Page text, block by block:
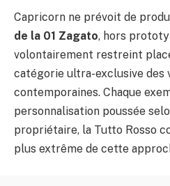
Capricorn ne prévoit de
de la 01 Zagato, hors
volontairement restreint
catégorie ultra-exclusive
contemporaines. Chaque
personnalisation poussée
propriétaire, la Tutto Rosso
plus extrême de cette